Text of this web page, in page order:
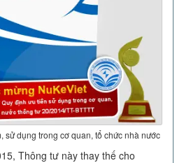
sử dụng trong cơ quan, tổ chức nhà nước
Thông tư này thay thế cho